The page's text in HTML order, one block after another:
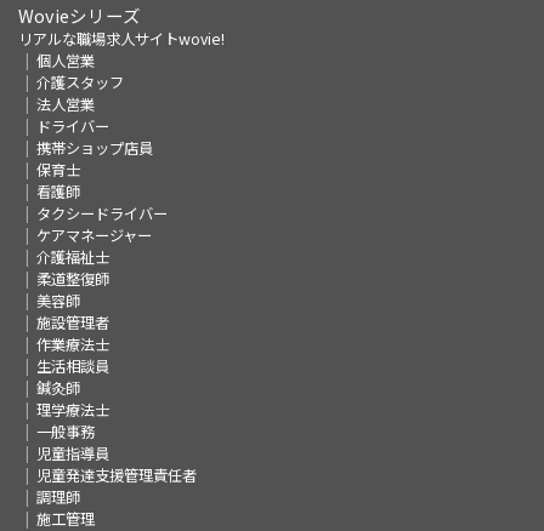
Wovieシリーズ
リアルな職場求人サイトwovie!
個人営業
介護スタッフ
法人営業
ドライバー
携帯ショップ店員
保育士
看護師
タクシードライバー
ケアマネージャー
介護福祉士
柔道整復師
美容師
施設管理者
作業療法士
生活相談員
鍼灸師
理学療法士
一般事務
児童指導員
児童発達支援管理責任者
調理師
施工管理